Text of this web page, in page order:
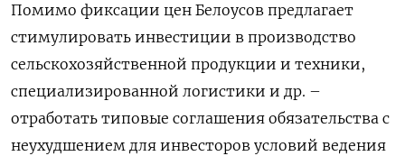
Помимо фиксации цен Белоусов предлагает
стимулировать инвестиции в производство
сельскохозяйственной продукции и техники,
специализированной логистики и др. –
отработать типовые соглашения обязательства с
неухудшением для инвесторов условий ведения